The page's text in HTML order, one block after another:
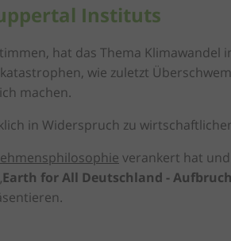
Instituts
hat das Thema Klimawandel
wie zuletzt
machen.
in Widerspruch zu
verankert hat
Earth for All Deutschland -